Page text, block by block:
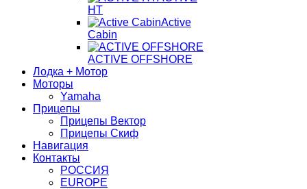
HT
Active
Cabin
ACTIVE OFFSHORE
Лодка + Мотор
Моторы
Yamaha
Прицепы
Прицепы Вектор
Прицепы Скиф
Навигация
Контакты
РОССИЯ
EUROPE